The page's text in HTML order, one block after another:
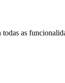
as